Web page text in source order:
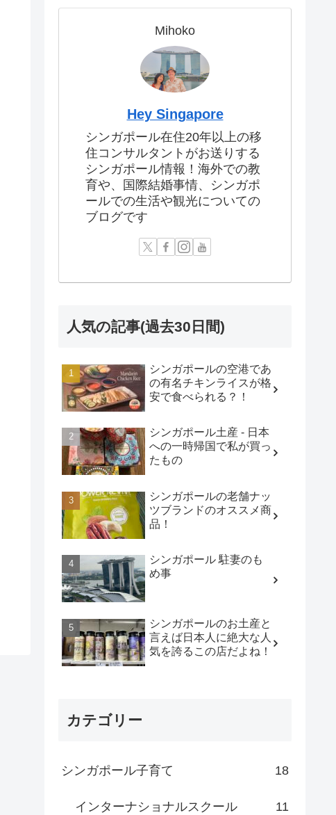
Mihoko
Hey Singapore
シンガポール在住20年以上の移
住コンサルタントがお送りする
シンガポール情報！海外での教
育や、国際結婚事情、シンガポ
ールでの生活や観光についての
ブログです
人気の記事(過去30日間)
シンガポールの空港であ
の有名チキンライスが格
安で食べられる？！
シンガポール土産 - 日本
への一時帰国で私が買っ
たもの
シンガポールの老舗ナッ
ツブランドのオススメ商
品！
シンガポール 駐妻のも
め事
シンガポールのお土産と
言えば日本人に絶大な人
気を誇るこの店だよね！
カテゴリー
シンガポール子育て 18
インターナショナルスクール 11